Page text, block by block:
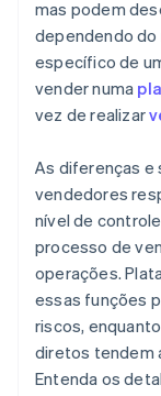
mas podem
dependendo do
específico de
vender numa
vez de realizar
As diferenças e
vendedores
nível de
processo de
operações.
essas funções
riscos,
diretos tendem
Entenda os